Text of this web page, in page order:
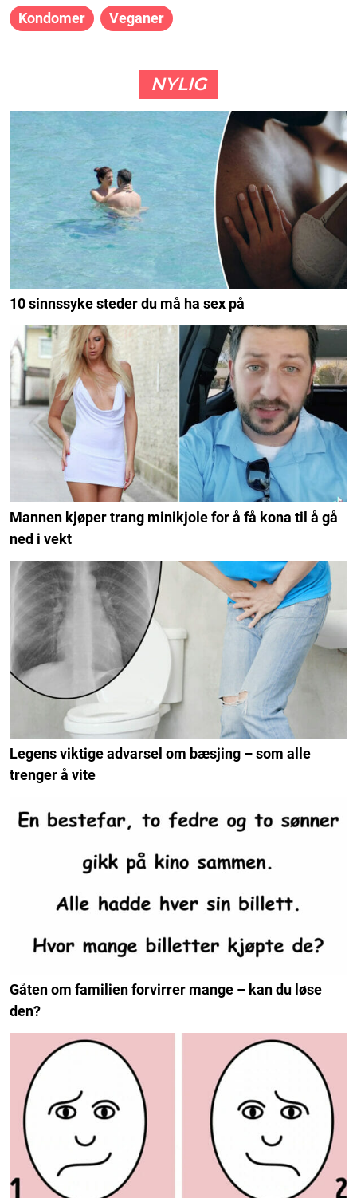
Kondomer Veganer
NYLIG
10 sinnssyke steder du må ha sex på
Mannen kjøper trang minikjole for å få kona til å gå
ned i vekt
Legens viktige advarsel om bæsjing – som alle
trenger å vite
Gåten om familien forvirrer mange – kan du løse
den?